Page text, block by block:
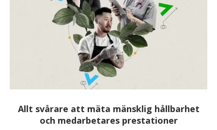
Allt svårare att mäta mänsklig hållbarhet
och medarbetares prestationer